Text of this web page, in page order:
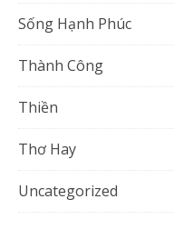
Sống Hạnh Phúc
Thành Công
Thiền
Thơ Hay
Uncategorized